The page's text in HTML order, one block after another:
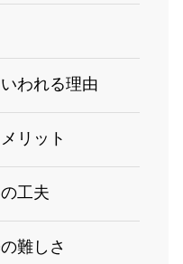
われる理由
リット
工夫
難しさ